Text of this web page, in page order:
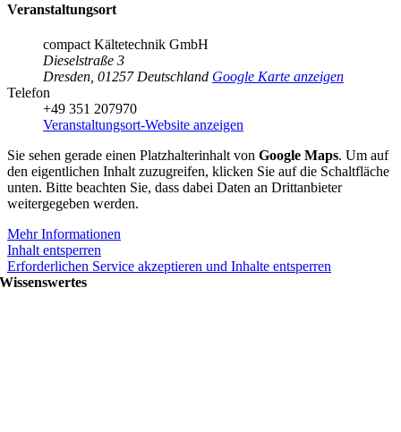
Veranstaltungsort
compact Kältetechnik GmbH
Dieselstraße 3
Dresden 01257 Deutschland Google Karte anzeigen
Telefon
+49 351 207970
Veranstaltungsort-Website anzeigen
Sie sehen gerade einen Platzhalterinhalt von Google Maps. Um auf
den eigentlichen Inhalt zuzugreifen, klicken Sie auf die Schaltfläche
unten. Bitte beachten Sie, dass dabei Daten an Drittanbieter
weitergegeben werden.
Mehr Informationen
Inhalt entsperren
Erforderlichen Service akzeptieren und Inhalte entsperren
Wissenswertes